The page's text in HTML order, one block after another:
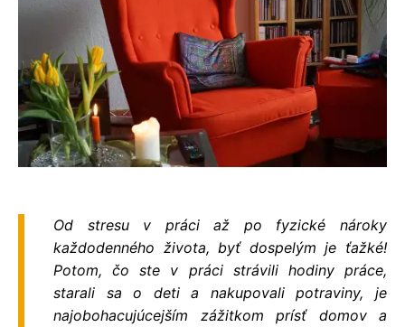
Od stresu v práci až po fyzické nároky
každodenného života, byť dospelým je ťažké!
Potom, čo ste v práci strávili hodiny práce,
starali sa o deti a nakupovali potraviny, je
najobohacujúcejším zážitkom prísť domov a